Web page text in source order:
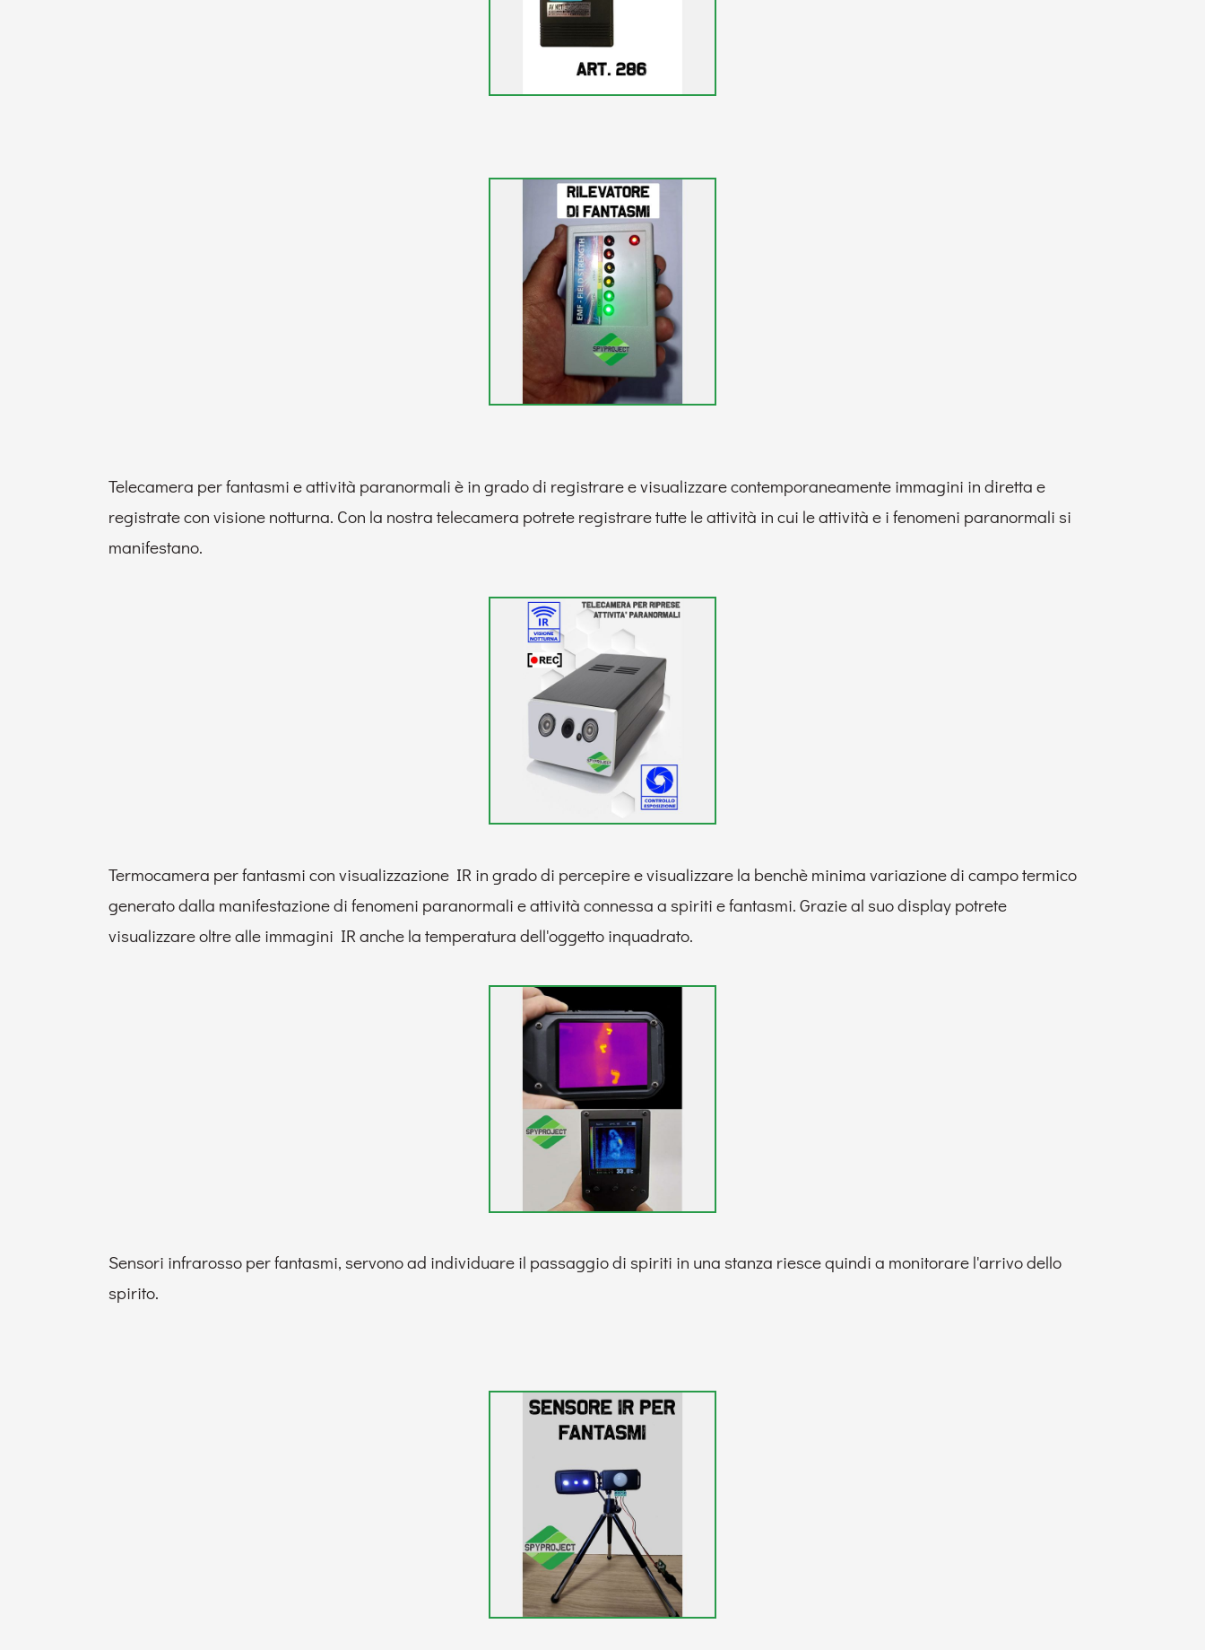
Telecamera per fantasmi e attività paranormali è in grado di registrare e visualizzare contemporaneamente immagini in diretta e
registrate con visione notturna. Con la nostra telecamera potrete registrare tutte le attività in cui le attività e i fenomeni paranormali si
manifestano.
Termocamera per fantasmi con visualizzazione IR in grado di percepire e visualizzare la benchè minima variazione di campo termico
generato dalla manifestazione di fenomeni paranormali e attività connessa a spiriti e fantasmi. Grazie al suo display potrete
visualizzare oltre alle immagini IR anche la temperatura dell'oggetto inquadrato.
Sensori infrarosso per fantasmi, servono ad individuare il passaggio di spiriti in una stanza riesce quindi a monitorare l'arrivo dello
spirito.